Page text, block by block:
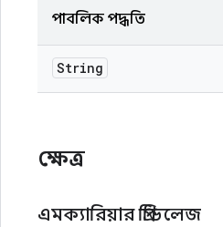
পাবলিক পদ্ধতি
String
ক্ষেত্র
এমক্যারিয়ার প্রিভিলেজ